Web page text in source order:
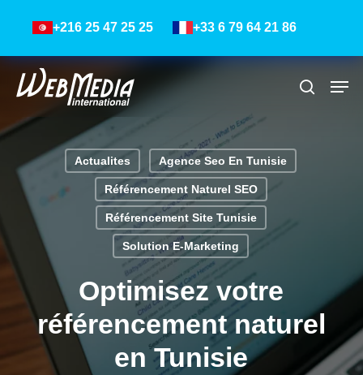
content
+216 25 47 25 25 +33 6 79 64 21 86
Actualites Agence Seo En Tunisie
Référencement Naturel SEO
Référencement Site Tunisie
Solution E-Marketing
Optimisez votre
référencement naturel
en Tunisie